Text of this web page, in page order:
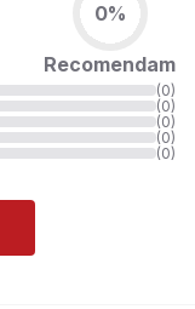
0%
Recomendam
(0)
(0)
(0)
(0)
(0)